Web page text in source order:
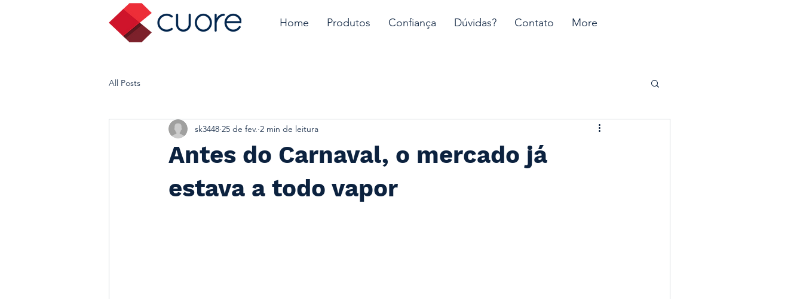
Home Produtos Confiança Dúvidas? Contato More
All Posts
Antes do Carnaval, o mercado já
estava a todo vapor
sk3448 25 de fev. 2 min de leitura